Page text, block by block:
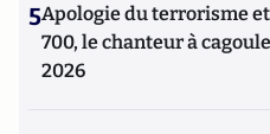
5Apologie du terrorisme
700, le chanteur à
2026